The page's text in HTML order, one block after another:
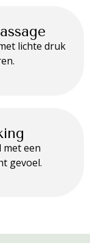
lichte druk
een
gevoel.